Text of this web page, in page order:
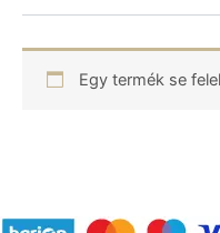
Egy termék se